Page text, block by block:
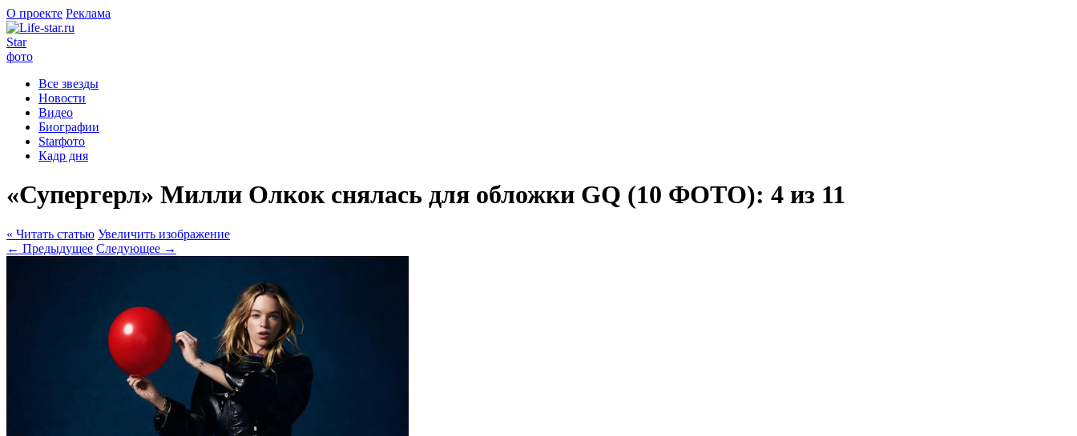
О проекте Реклама
Star
фото
Все звезды
Новости
Видео
Биографии
Starфото
Кадр дня
«Супергерл» Милли Олкок снялась для обложки GQ (10 ФОТО): 4 из 11
« Читать статью Увеличить изображение
← Предыдущее Следующее →